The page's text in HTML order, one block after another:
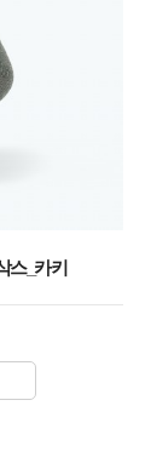
스_카키